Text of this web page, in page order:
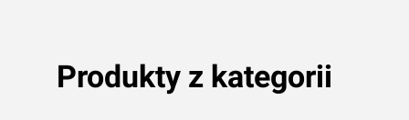
Produkty z kategorii